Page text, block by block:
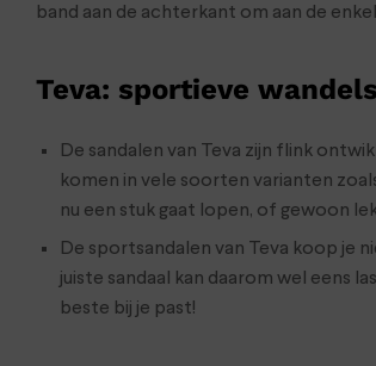
band aan de achterkant om aan de
Teva: sportieve
De sandalen van Teva zijn flink
komen in vele soorten varianten
nu een stuk gaat lopen, of gewoon
De sportsandalen van Teva koop je
juiste sandaal kan daarom wel eens
beste bij je past!